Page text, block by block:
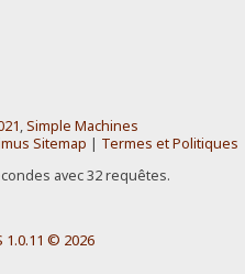
,Simple Machines
Sitemap | Termes et Politiques
avec 32 requêtes.
1.0.11 © 2026